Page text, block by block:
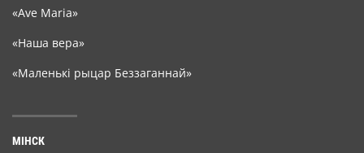
«Ave Maria»
«Наша вера»
«Маленькі рыцар Беззаганнай»
МІНСК